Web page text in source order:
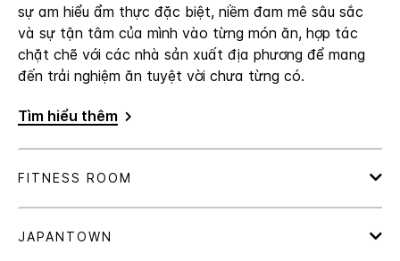
sự am hiểu ẩm thực đặc biệt, niềm đam mê sâu sắc
và sự tận tâm của mình vào từng món ăn, hợp tác
chặt chẽ với các nhà sản xuất địa phương để mang
đến trải nghiệm ăn tuyệt vời chưa từng có.
Tìm hiểu thêm